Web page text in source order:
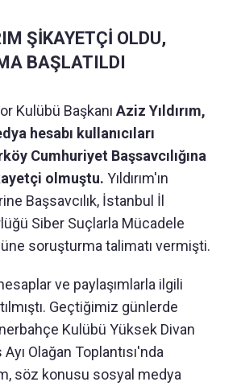
ŞİKAYETÇİ OLDU,
BAŞLATILDI
Kulübü Başkanı Aziz Yıldırım,
hesabı kullanıcıları
Cumhuriyet Başsavcılığına
olmuştu. Yıldırım'ın
Başsavcılık, İstanbul İl
Siber Suçlarla Mücadele
soruşturma talimatı vermişti.
ve paylaşımlarla ilgili
Geçtiğimiz günlerde
Kulübü Yüksek Divan
Olağan Toplantısı'nda
söz konusu sosyal medya